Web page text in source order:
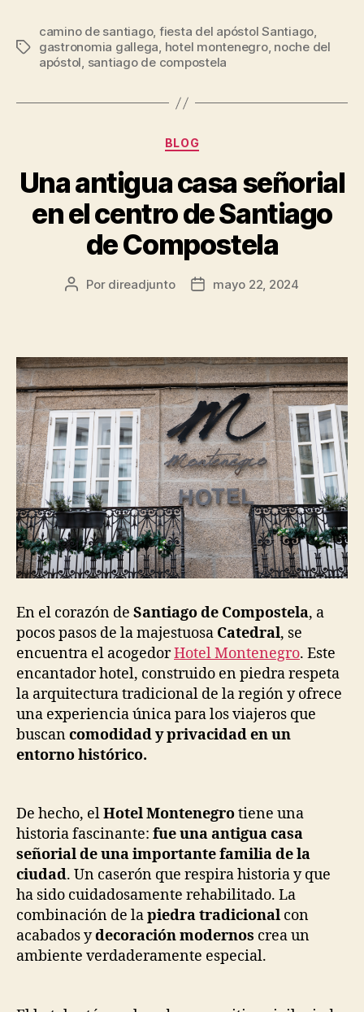
Etiquetas
camino de santiago, fiesta del apóstol Santiago,
gastronomia gallega, hotel montenegro, noche del
apóstol, santiago de compostela
Categorías
BLOG
Una antigua casa señorial
en el centro de Santiago
de Compostela
Autor
Por direadjunto
Fechamayo 22, 2024
En el corazón de Santiago de Compostela, a
pocos pasos de la majestuosa Catedral, se
encuentra el acogedorHotel Montenegro. Este
encantador hotel, construido en piedra respeta
la arquitectura tradicional de la región y ofrece
una experiencia única para los viajeros que
buscancomodidad y privacidad en un
entorno histórico.
De hecho, elHotel Montenegrotiene una
historia fascinante: fue una antigua casa
señorial de una importante familia de la
ciudad. Un caserón que respira historia y que
ha sido cuidadosamente rehabilitado. La
combinación de lapiedra tradicional con
acabados ydecoración modernos crea un
ambiente verdaderamente especial.